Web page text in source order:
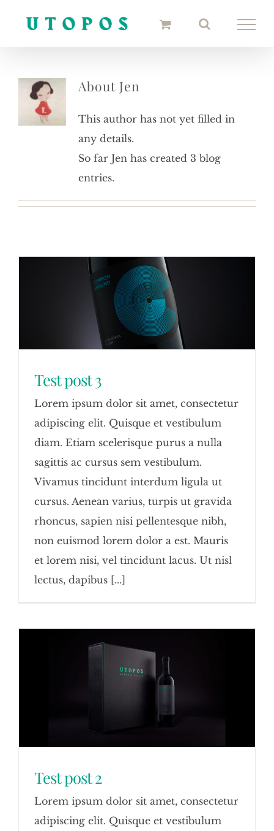
About Jen
This author has not yet filled in
any details.
So far Jen has created 3 blog
entries.
Test post 3
Lorem ipsum dolor sit amet, consectetur
adipiscing elit. Quisque et vestibulum
diam. Etiam scelerisque purus a nulla
sagittis ac cursus sem vestibulum.
Vivamus tincidunt interdum ligula ut
cursus. Aenean varius, turpis ut gravida
rhoncus, sapien nisi pellentesque nibh,
non euismod lorem dolor a est. Mauris
et lorem nisi, vel tincidunt lacus. Ut nisl
lectus, dapibus [...]
Test post 2
Lorem ipsum dolor sit amet, consectetur
adipiscing elit. Quisque et vestibulum